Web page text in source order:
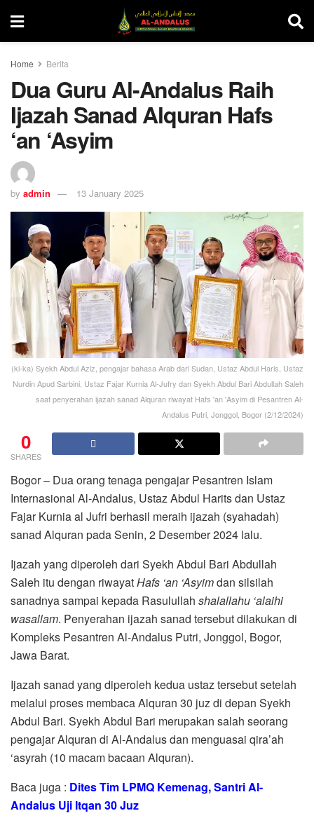
Home Berita
Dua Guru Al-Andalus Raih
Ijazah Sanad Alquran Hafs
‘an ‘Asyim
by admin 13 January 2025
(ki-ka) Syekh Abdul Aziz, pengajar bahasa Arab dari Sudan, Ustaz Abdul Haris, Ustaz
Nurdin Apud Sarbini, Ustaz Fajar Kurnia Al-Jufry dan Syekh Abdul Bari Abdullah Saleh
saat penyerahan ijazah sanad Alquran riwayat Hafs 'an 'Asyim di Pesantren Al-
Andalus Putri, Jonggol, Bogor (2/12/2024)
0
SHARES
Bogor – Dua orang tenaga pengajar Pesantren Islam
Internasional Al-Andalus, Ustaz Abdul Harits dan Ustaz
Fajar Kurnia al Jufri berhasil meraih ijazah (syahadah)
sanad Alquran pada Senin, 2 Desember 2024 lalu.
Ijazah yang diperoleh dari Syekh Abdul Bari Abdullah
Saleh itu dengan riwayatHafs ‘an ‘Asyimdan silsilah
sanadnya sampai kepada Rasulullah shalallahu ‘alaihi
wasallam. Penyerahan ijazah sanad tersebut dilakukan di
Kompleks Pesantren Al-Andalus Putri, Jonggol, Bogor,
Jawa Barat.
Ijazah sanad yang diperoleh kedua ustaz tersebut setelah
melalui proses membaca Alquran 30 juz di depan Syekh
Abdul Bari. Syekh Abdul Bari merupakan salah seorang
pengajar Alquran di Al-Andalus dan menguasai qira’ah
‘asyrah (10 macam bacaan Alquran).
Baca juga : Dites Tim LPMQ Kemenag, Santri Al-
Andalus Uji Itqan 30 Juz